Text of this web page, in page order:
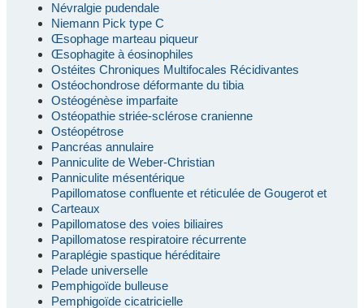
Névralgie pudendale
Niemann Pick type C
Œsophage marteau piqueur
Œsophagite à éosinophiles
Ostéites Chroniques Multifocales Récidivantes
Ostéochondrose déformante du tibia
Ostéogénèse imparfaite
Ostéopathie striée-sclérose cranienne
Ostéopétrose
Pancréas annulaire
Panniculite de Weber-Christian
Panniculite mésentérique
Papillomatose confluente et réticulée de Gougerot et
Carteaux
Papillomatose des voies biliaires
Papillomatose respiratoire récurrente
Paraplégie spastique héréditaire
Pelade universelle
Pemphigoïde bulleuse
Pemphigoïde cicatricielle